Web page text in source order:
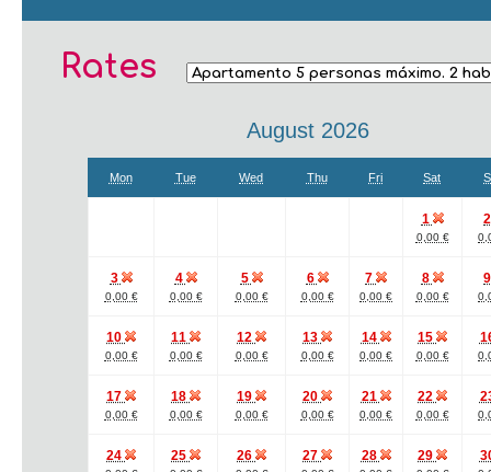
Rates
August 2026
Mon Tue Wed Thu Fri Sat
1
0,00 €
3
0,00 €
4
0,00 €
5
0,00 €
6
0,00 €
7
0,00 €
8
0,00 €
10
0,00 €
11
0,00 €
12
0,00 €
13
0,00 €
14
0,00 €
15
0,00 €
17
0,00 €
18
0,00 €
19
0,00 €
20
0,00 €
21
0,00 €
22
0,00 €
24 25 26 27 28 29